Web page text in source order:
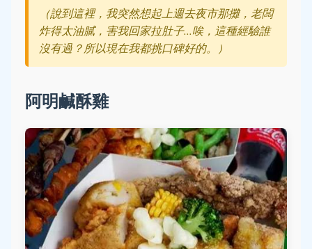
（說到這裡，我突然想起上週去夜市那攤，老闆
炸得太油膩，害我回家拉肚子...唉，這種經驗誰
沒有過？所以現在我都挑口碑好的。）
阿明鹹酥雞